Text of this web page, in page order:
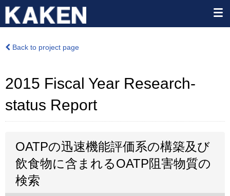
Back to project page
2015 Fiscal Year Research-
status Report
OATPの迅速機能評価系の構築及び
飲食物に含まれるOATP阻害物質の
検索